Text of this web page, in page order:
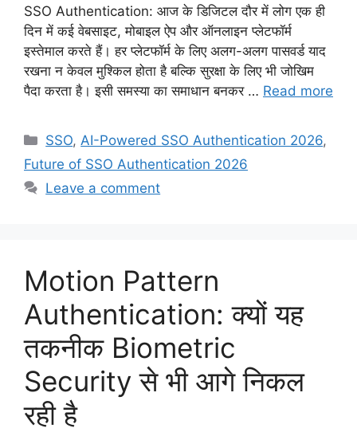
SSO Authentication: आज के डिजिटल दौर में लोग एक ही
दिन में कई वेबसाइट, मोबाइल ऐप और ऑनलाइन प्लेटफॉर्म
इस्तेमाल करते हैं। हर प्लेटफॉर्म के लिए अलग-अलग पासवर्ड याद
रखना न केवल मुश्किल होता है बल्कि सुरक्षा के लिए भी जोखिम
पैदा करता है। इसी समस्या का समाधान बनकर … Read more
Categories
SSO, AI-Powered SSO Authentication 2026,
Future of SSO Authentication 2026
Leave a comment
Motion Pattern
Authentication: क्यों यह
तकनीक Biometric
Security से भी आगे निकल
रही है